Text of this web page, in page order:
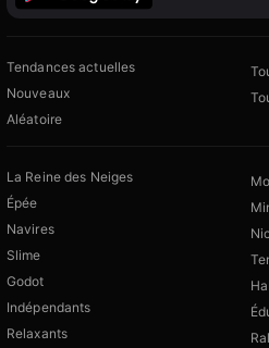
Tendances actuelles
Nouveaux
Aléatoire
La Reine des Neiges
Épée
Navires
Slime
Godot
Indépendants
Relaxants